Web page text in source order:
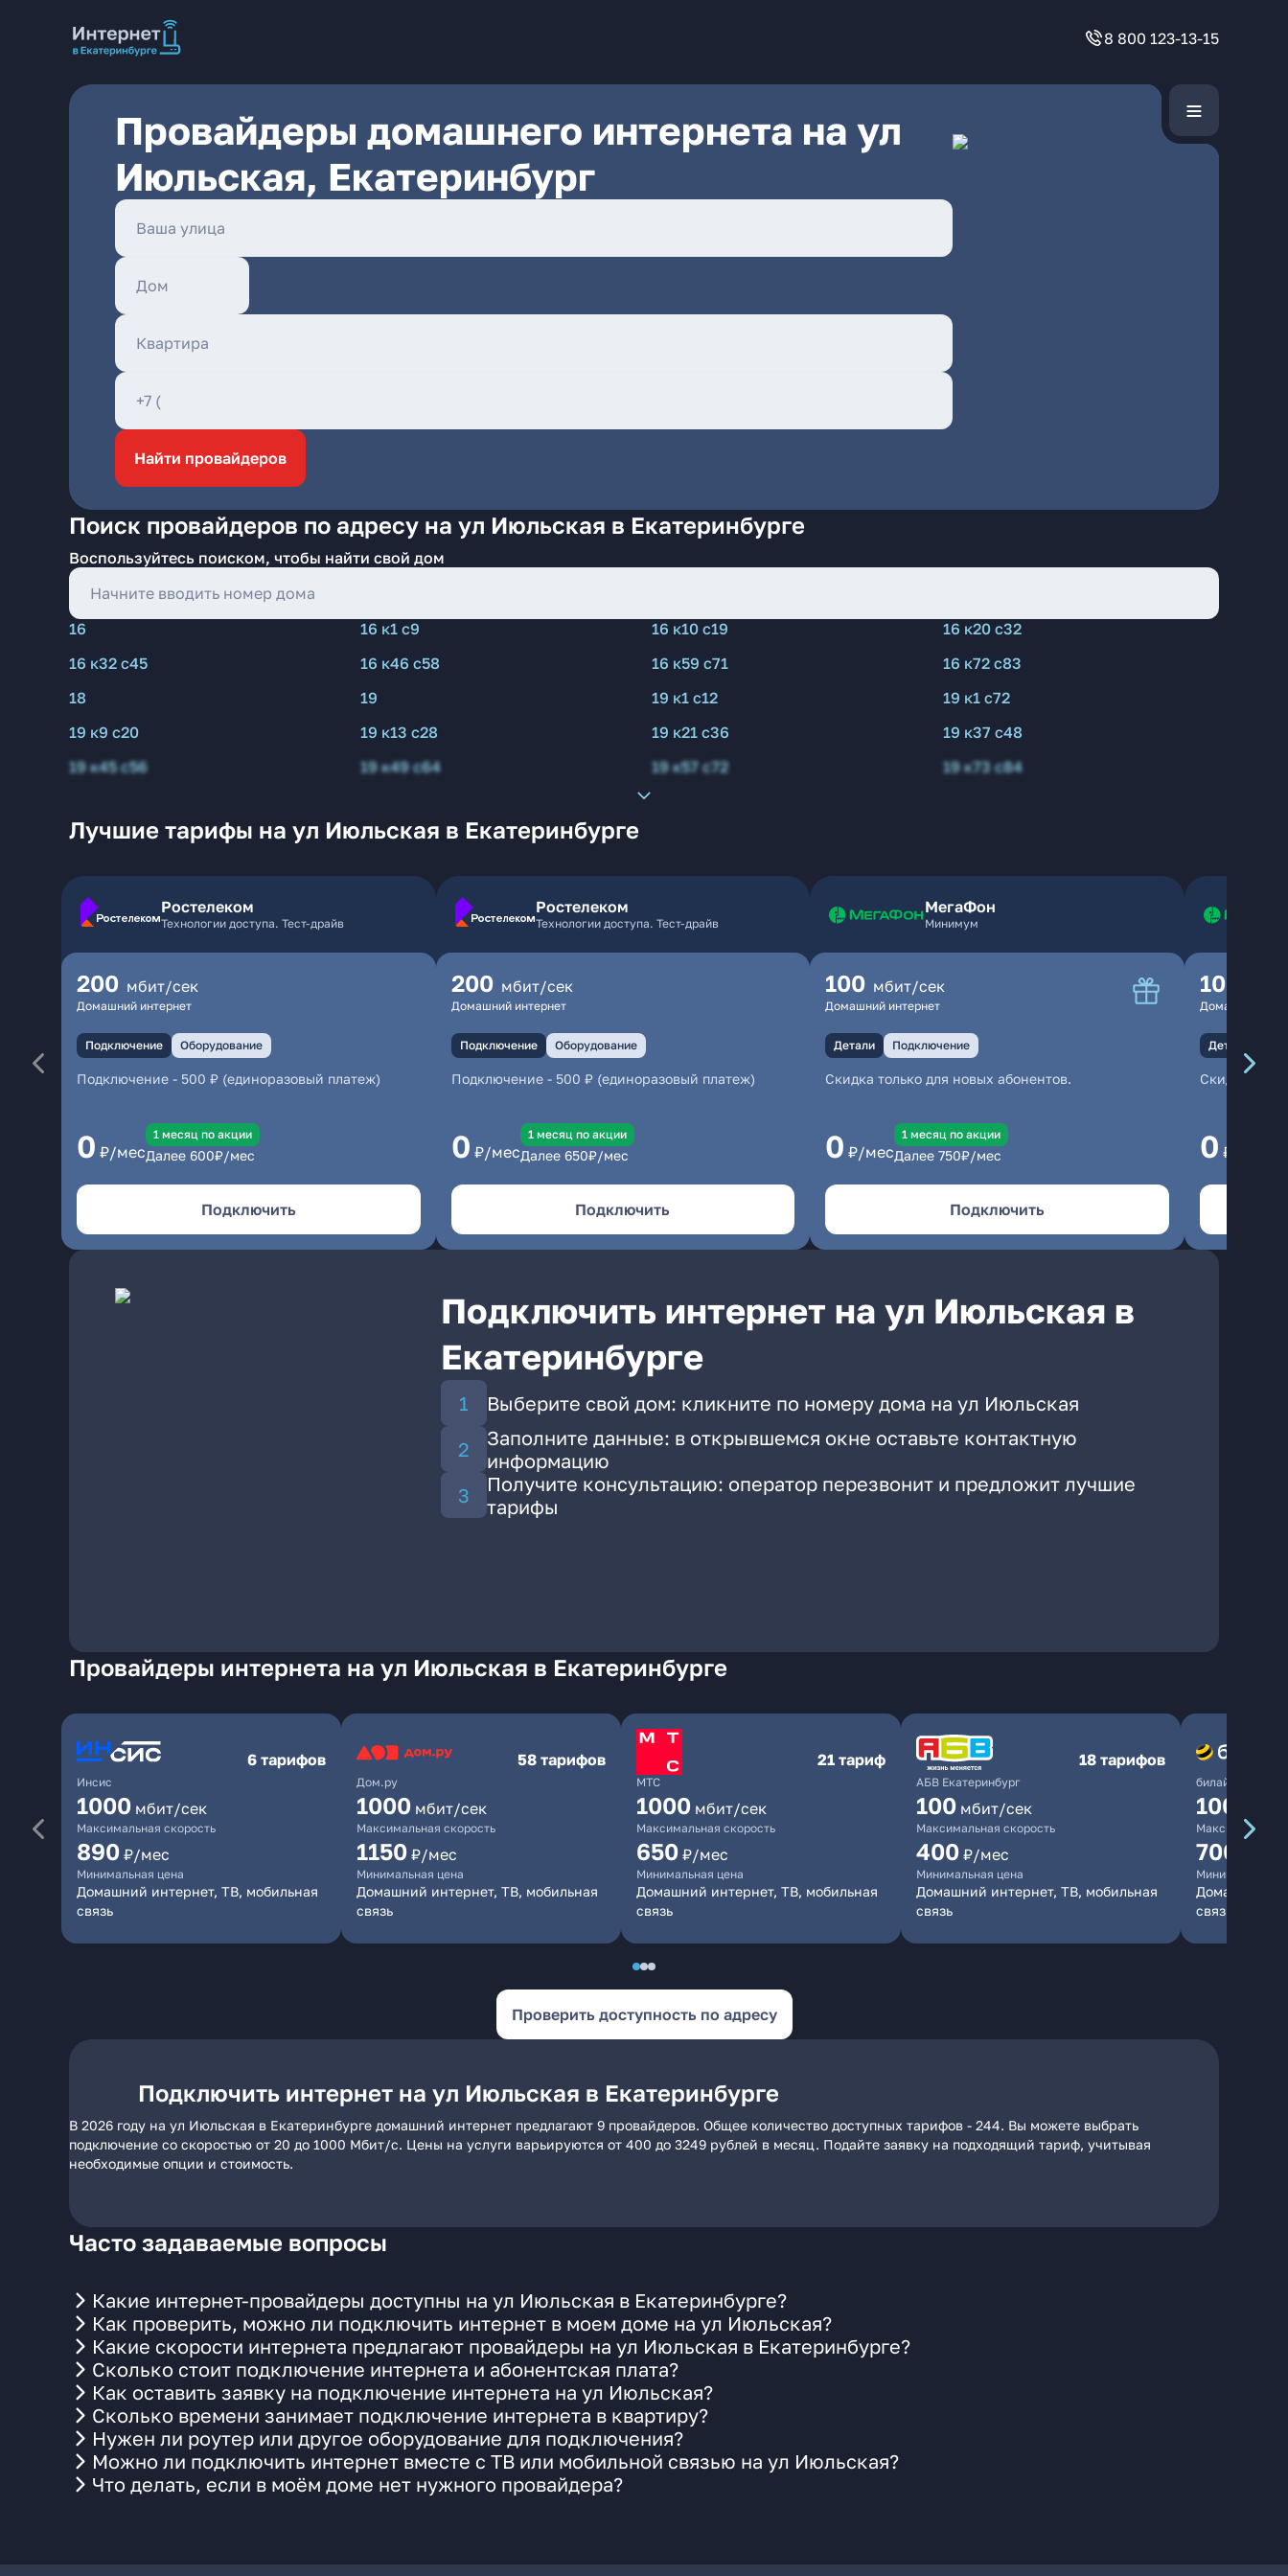
8 800 123-13-15
Провайдеры домашнего интернета на ул
Июльская, Екатеринбург
Найти провайдеров
Поиск провайдеров по адресу на ул Июльская в Екатеринбурге
Воспользуйтесь поиском, чтобы найти свой дом
16 16 к1 с9 16 к10 с19
16 к20 с32
16 к32 с45
16 к46 с58 16 к59 с71
16 к72 с83
18
19 19 к1 с12
19 к1 с72
19 к9 с20
19 к13 с28 19 к21 с36
19 к37 с48
19 к45 с56
19 к49 с64 19 к57 с72 19 к73 с84
Лучшие тарифы на ул Июльская в Екатеринбурге
Ростелеком
Технологии доступа. Тест-драйв
200 мбит/сек
Домашний интернет
Подключение Оборудование
Подключение - 500 ₽ (единоразовый платеж)
0 ₽/мес
1 месяц по акции
Далее 600₽/мес
Подключить
Ростелеком
Технологии доступа. Тест-драйв
200 мбит/сек
Домашний интернет
Подключение Оборудование
Подключение- 500 ₽ (единоразовый платеж)
0 ₽/мес
1 месяц по акции
Далее 650₽/мес
Подключить
МегаФон
Минимум
100 мбит/сек
Домашний интернет
Детали Подключение
Скидка только для новых абонентов.
0 ₽/мес
1 месяц по акции
Далее 750₽/мес
Подключить
100
Домашний
Детали
Скидка
0 ₽/мес
Подключить интернет на ул Июльская в
Екатеринбурге
Выберите свой дом: кликните по номеру дома на ул Июльская
Заполните данные: в открывшемся окне оставьте контактную
информацию
Получите консультацию: оператор перезвонит и предложит лучшие
тарифы
Провайдеры интернета на ул Июльская в Екатеринбурге
Инсис
6 тарифов
1000 мбит/сек
Максимальная скорость
890 ₽/мес
Минимальная цена
Домашний интернет, ТВ, мобильная
связь
Дом.ру
58 тарифов
1000 мбит/сек
Максимальная скорость
1150 ₽/мес
Минимальная цена
Домашний интернет, ТВ, мобильная
связь
МТС
21 тариф
1000 мбит/сек
Максимальная скорость
650 ₽/мес
Минимальная цена
Домашний интернет, ТВ, мобильная
связь
АБВ Екатеринбург
18 тарифов
100 мбит/сек
Максимальная скорость
400 ₽/мес
Минимальная цена
Домашний интернет, ТВ, мобильная
связь
билайн
1000
Максимальная
700
Минимальная
Домашний
связь
Проверить доступность по адресу
Подключить интернет на ул Июльская в Екатеринбурге
В 2026 году на ул Июльская в Екатеринбурге домашний интернет предлагают 9 провайдеров. Общее количество доступных тарифов - 244. Вы можете выбрать
подключение со скоростью от 20 до 1000 Мбит/с. Цены на услуги варьируются от 400 до 3249 рублей в месяц. Подайте заявку на подходящий тариф, учитывая
необходимые опции и стоимость.
Часто задаваемые вопросы
Какие интернет-провайдеры доступны на ул Июльская в Екатеринбурге?
Как проверить, можно ли подключить интернет в моем доме на ул Июльская?
Какие скорости интернета предлагают провайдеры на ул Июльская в Екатеринбурге?
Сколько стоит подключение интернета и абонентская плата?
Как оставить заявку на подключение интернета на ул Июльская?
Сколько времени занимает подключение интернета в квартиру?
Нужен ли роутер или другое оборудование для подключения?
Можно ли подключить интернет вместе с ТВ или мобильной связью на ул Июльская?
Что делать, если в моём доме нет нужного провайдера?